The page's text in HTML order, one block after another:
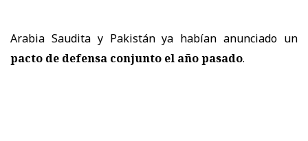
Arabia Saudita y Pakistán ya habían anunciado un
pacto de defensa conjunto el año pasado.